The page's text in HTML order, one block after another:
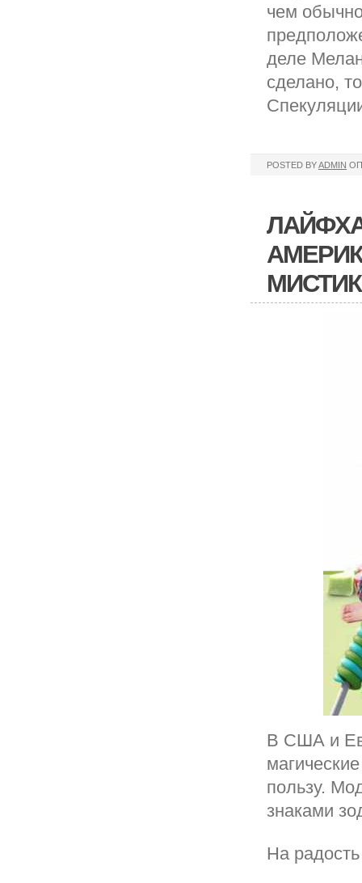
чем
деле
сделано,
POSTED BYADMIN
В США и
пользу.
знаками
На